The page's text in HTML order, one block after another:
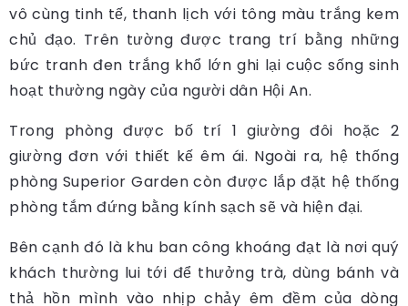
vô cùng tinh tế, thanh lịch với tông màu trắng kem
chủ đạo. Trên tường được trang trí bằng những
bức tranh đen trắng khổ lớn ghi lại cuộc sống sinh
hoạt thường ngày của người dân Hội An.
Trong phòng được bố trí 1 giường đôi hoặc 2
giường đơn với thiết kế êm ái. Ngoài ra, hệ thống
phòng Superior Garden còn được lắp đặt hệ thống
phòng tắm đứng bằng kính sạch sẽ và hiện đại.
Bên cạnh đó là khu ban công khoáng đạt là nơi quý
khách thường lui tới để thưởng trà, dùng bánh và
thả hồn mình vào nhịp chảy êm đềm của dòng